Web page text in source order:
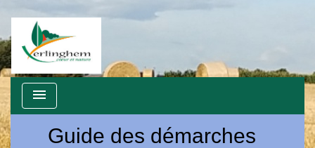
menu
Guide des démarches